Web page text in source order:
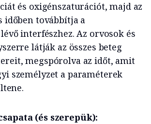
és oxigénszaturációt, majd az
időben továbbítja a
interfészhez. Az orvosok és
látják az összes beteg
megspórolva az időt, amit
személyzet a paraméterek
(és szerepük):